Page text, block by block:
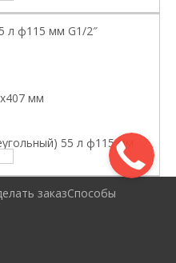
л ф115 мм G1/2″
мм
55 л ф115 мм
заказСпособы